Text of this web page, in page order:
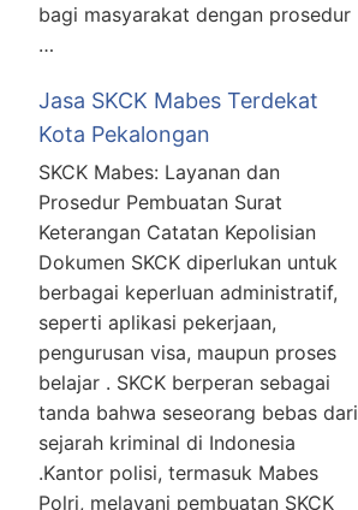
bagi masyarakat dengan prosedur
…
Jasa SKCK Mabes Terdekat
Kota Pekalongan
SKCK Mabes: Layanan dan
Prosedur Pembuatan Surat
Keterangan Catatan Kepolisian
Dokumen SKCK diperlukan untuk
berbagai keperluan administratif,
seperti aplikasi pekerjaan,
pengurusan visa, maupun proses
belajar . SKCK berperan sebagai
tanda bahwa seseorang bebas dari
sejarah kriminal di Indonesia
.Kantor polisi, termasuk Mabes
Polri, melayani pembuatan SKCK